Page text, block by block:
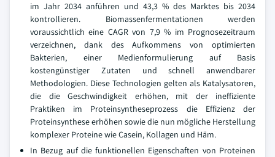
im Jahr 2034 anführen und 43,3 % des Marktes bis 2034
kontrollieren. Biomassenfermentationen werden
voraussichtlich eine CAGR von 7,9 % im Prognosezeitraum
verzeichnen, dank des Aufkommens von optimierten
Bakterien, einer Medienformulierung auf Basis
kostengünstiger Zutaten und schnell anwendbarer
Methodologien. Diese Technologien gelten als Katalysatoren,
die die Geschwindigkeit erhöhen, mit der ineffiziente
Praktiken im Proteinsyntheseprozess die Effizienz der
Proteinsynthese erhöhen sowie die nun mögliche Herstellung
komplexer Proteine wie Casein, Kollagen und Häm.
In Bezug auf die funktionellen Eigenschaften von Proteinen